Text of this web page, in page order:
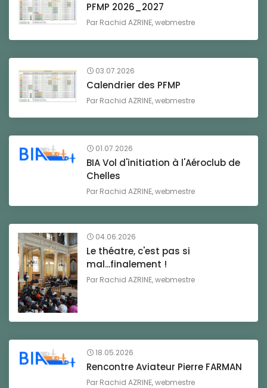
PFMP 2026_2027
Par Rachid AZRINE, webmestre
03.07.2026
Calendrier des PFMP
Par Rachid AZRINE, webmestre
01.07.2026
BIA Vol d'initiation à l'Aéroclub de
Chelles
Par Rachid AZRINE, webmestre
04.06.2026
Le théatre, c'est pas si
mal...finalement !
Par Rachid AZRINE, webmestre
18.05.2026
Rencontre Aviateur Pierre FARMAN
Par Rachid AZRINE, webmestre